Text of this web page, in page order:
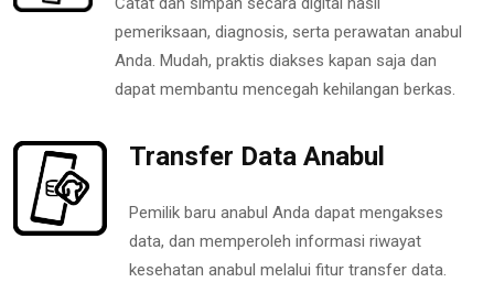
pemeriksaan, diagnosis, serta perawatan anabul
Anda. Mudah, praktis diakses kapan saja dan
dapat membantu mencegah kehilangan berkas.
Transfer Data Anabul
Pemilik baru anabul Anda dapat mengakses
data, dan memperoleh informasi riwayat
kesehatan anabul melalui fitur transfer data.